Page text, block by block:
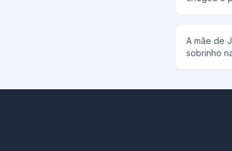
A mãe de
sobrinho
Como
levá-lo
tia